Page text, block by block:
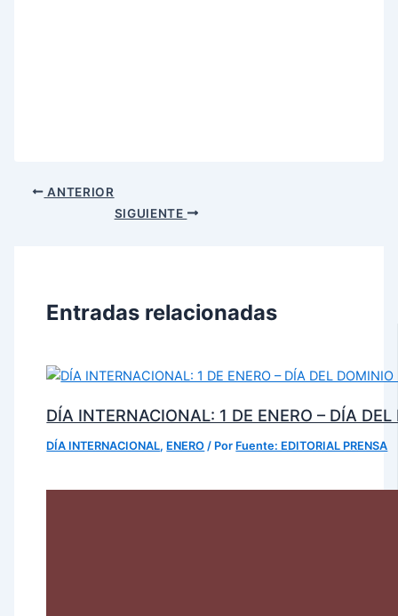
ANTERIOR
SIGUIENTE
Entradas relacionadas
DÍA INTERNACIONAL: 1 DE ENERO – DÍA
DÍA INTERNACIONAL, ENERO / Por Fuente: EDITORIAL PRENSA